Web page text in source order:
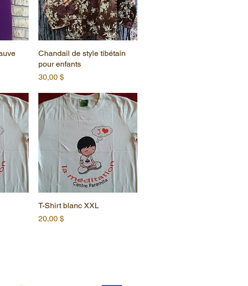
Aperçu rapide
Chandail de style tibétain
pour enfants
Prix
30,00 $
Aperçu rapide
T-Shirt blanc XXL
Prix
20,00 $